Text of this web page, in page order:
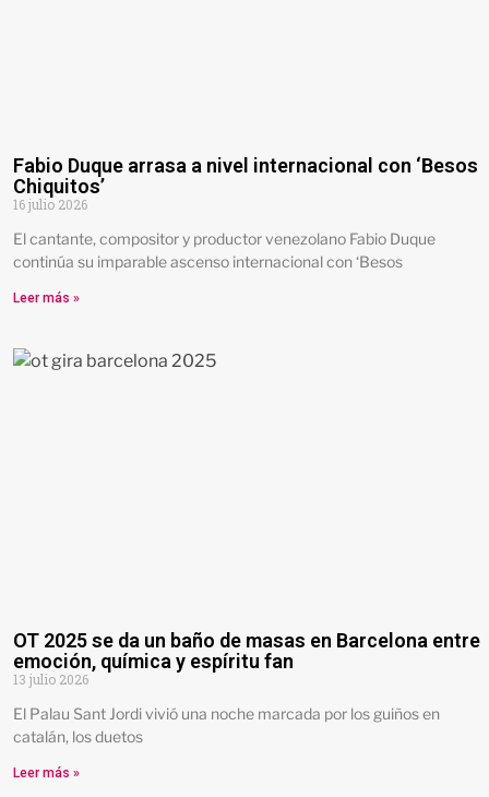
Fabio Duque arrasa a nivel internacional con ‘Besos
Chiquitos’
16 julio 2026
El cantante, compositor y productor venezolano Fabio Duque
continúa su imparable ascenso internacional con ‘Besos
Leer más »
OT 2025 se da un baño de masas en Barcelona entre
emoción, química y espíritu fan
13 julio 2026
El Palau Sant Jordi vivió una noche marcada por los guiños en
catalán, los duetos
Leer más »